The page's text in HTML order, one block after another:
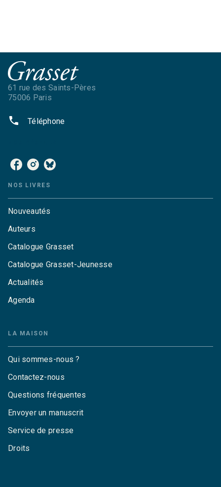
61 rue des Saints-Pères
75006 Paris
phone Téléphone
NOS LIVRES
Nouveautés
Auteurs
Catalogue Grasset
Catalogue Grasset-Jeunesse
Actualités
Agenda
LA MAISON
Qui sommes-nous ?
Contactez-nous
Questions fréquentes
Envoyer un manuscrit
Service de presse
Droits